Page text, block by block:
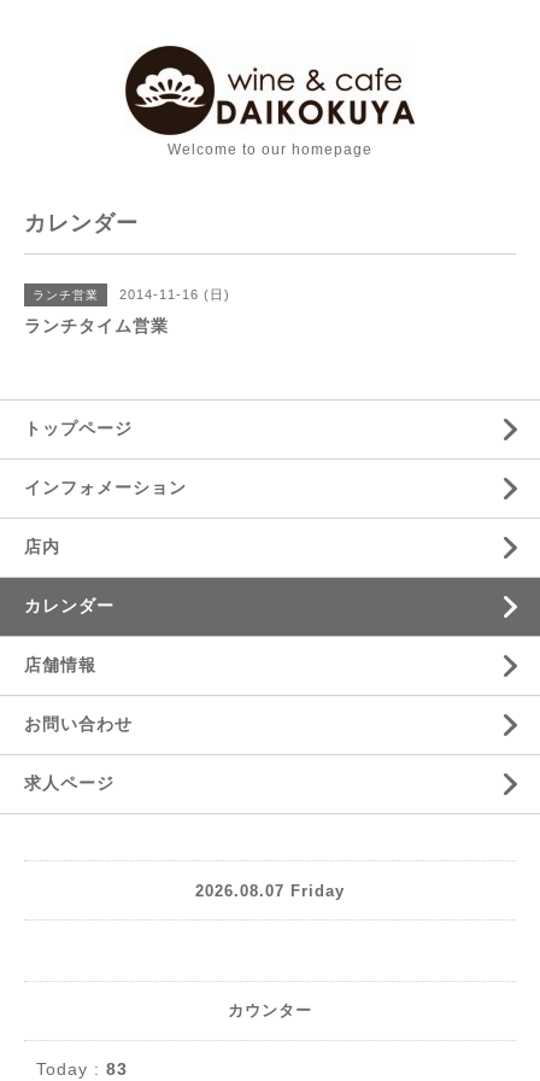
Welcome to our homepage
カレンダー
ランチ営業 2014-11-16 (日)
ランチタイム営業
トップページ
インフォメーション
店内
カレンダー
店舗情報
お問い合わせ
求人ページ
2026.08.07 Friday
カウンター
Today : 83